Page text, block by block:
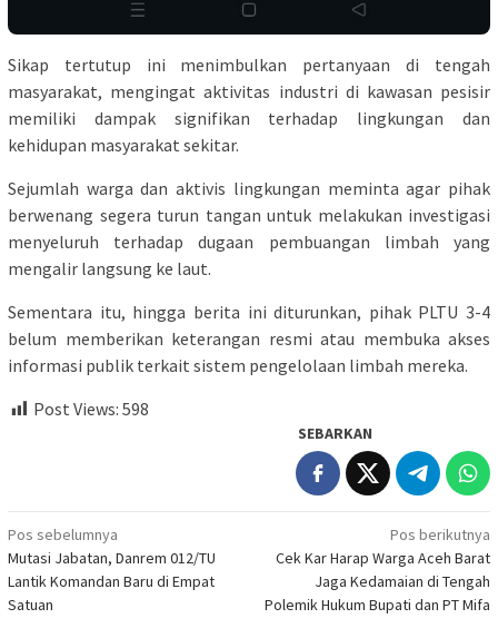
Sikap tertutup ini menimbulkan pertanyaan di tengah
masyarakat, mengingat aktivitas industri di kawasan pesisir
memiliki dampak signifikan terhadap lingkungan dan
kehidupan masyarakat sekitar.
Sejumlah warga dan aktivis lingkungan meminta agar pihak
berwenang segera turun tangan untuk melakukan investigasi
menyeluruh terhadap dugaan pembuangan limbah yang
mengalir langsung ke laut.
Sementara itu, hingga berita ini diturunkan, pihak PLTU 3-4
belum memberikan keterangan resmi atau membuka akses
informasi publik terkait sistem pengelolaan limbah mereka.
Post Views: 598
SEBARKAN
Navigasi
pos
Pos sebelumnya
Mutasi Jabatan, Danrem 012/TU
Lantik Komandan Baru di Empat
Satuan
Pos berikutnya
Cek Kar Harap Warga Aceh Barat
Jaga Kedamaian di Tengah
Polemik Hukum Bupati dan PT Mifa